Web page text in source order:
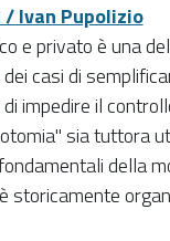
Ivan Pupolizio
e privato è una
casi di
impedire il
sia tuttora
della
storicamente